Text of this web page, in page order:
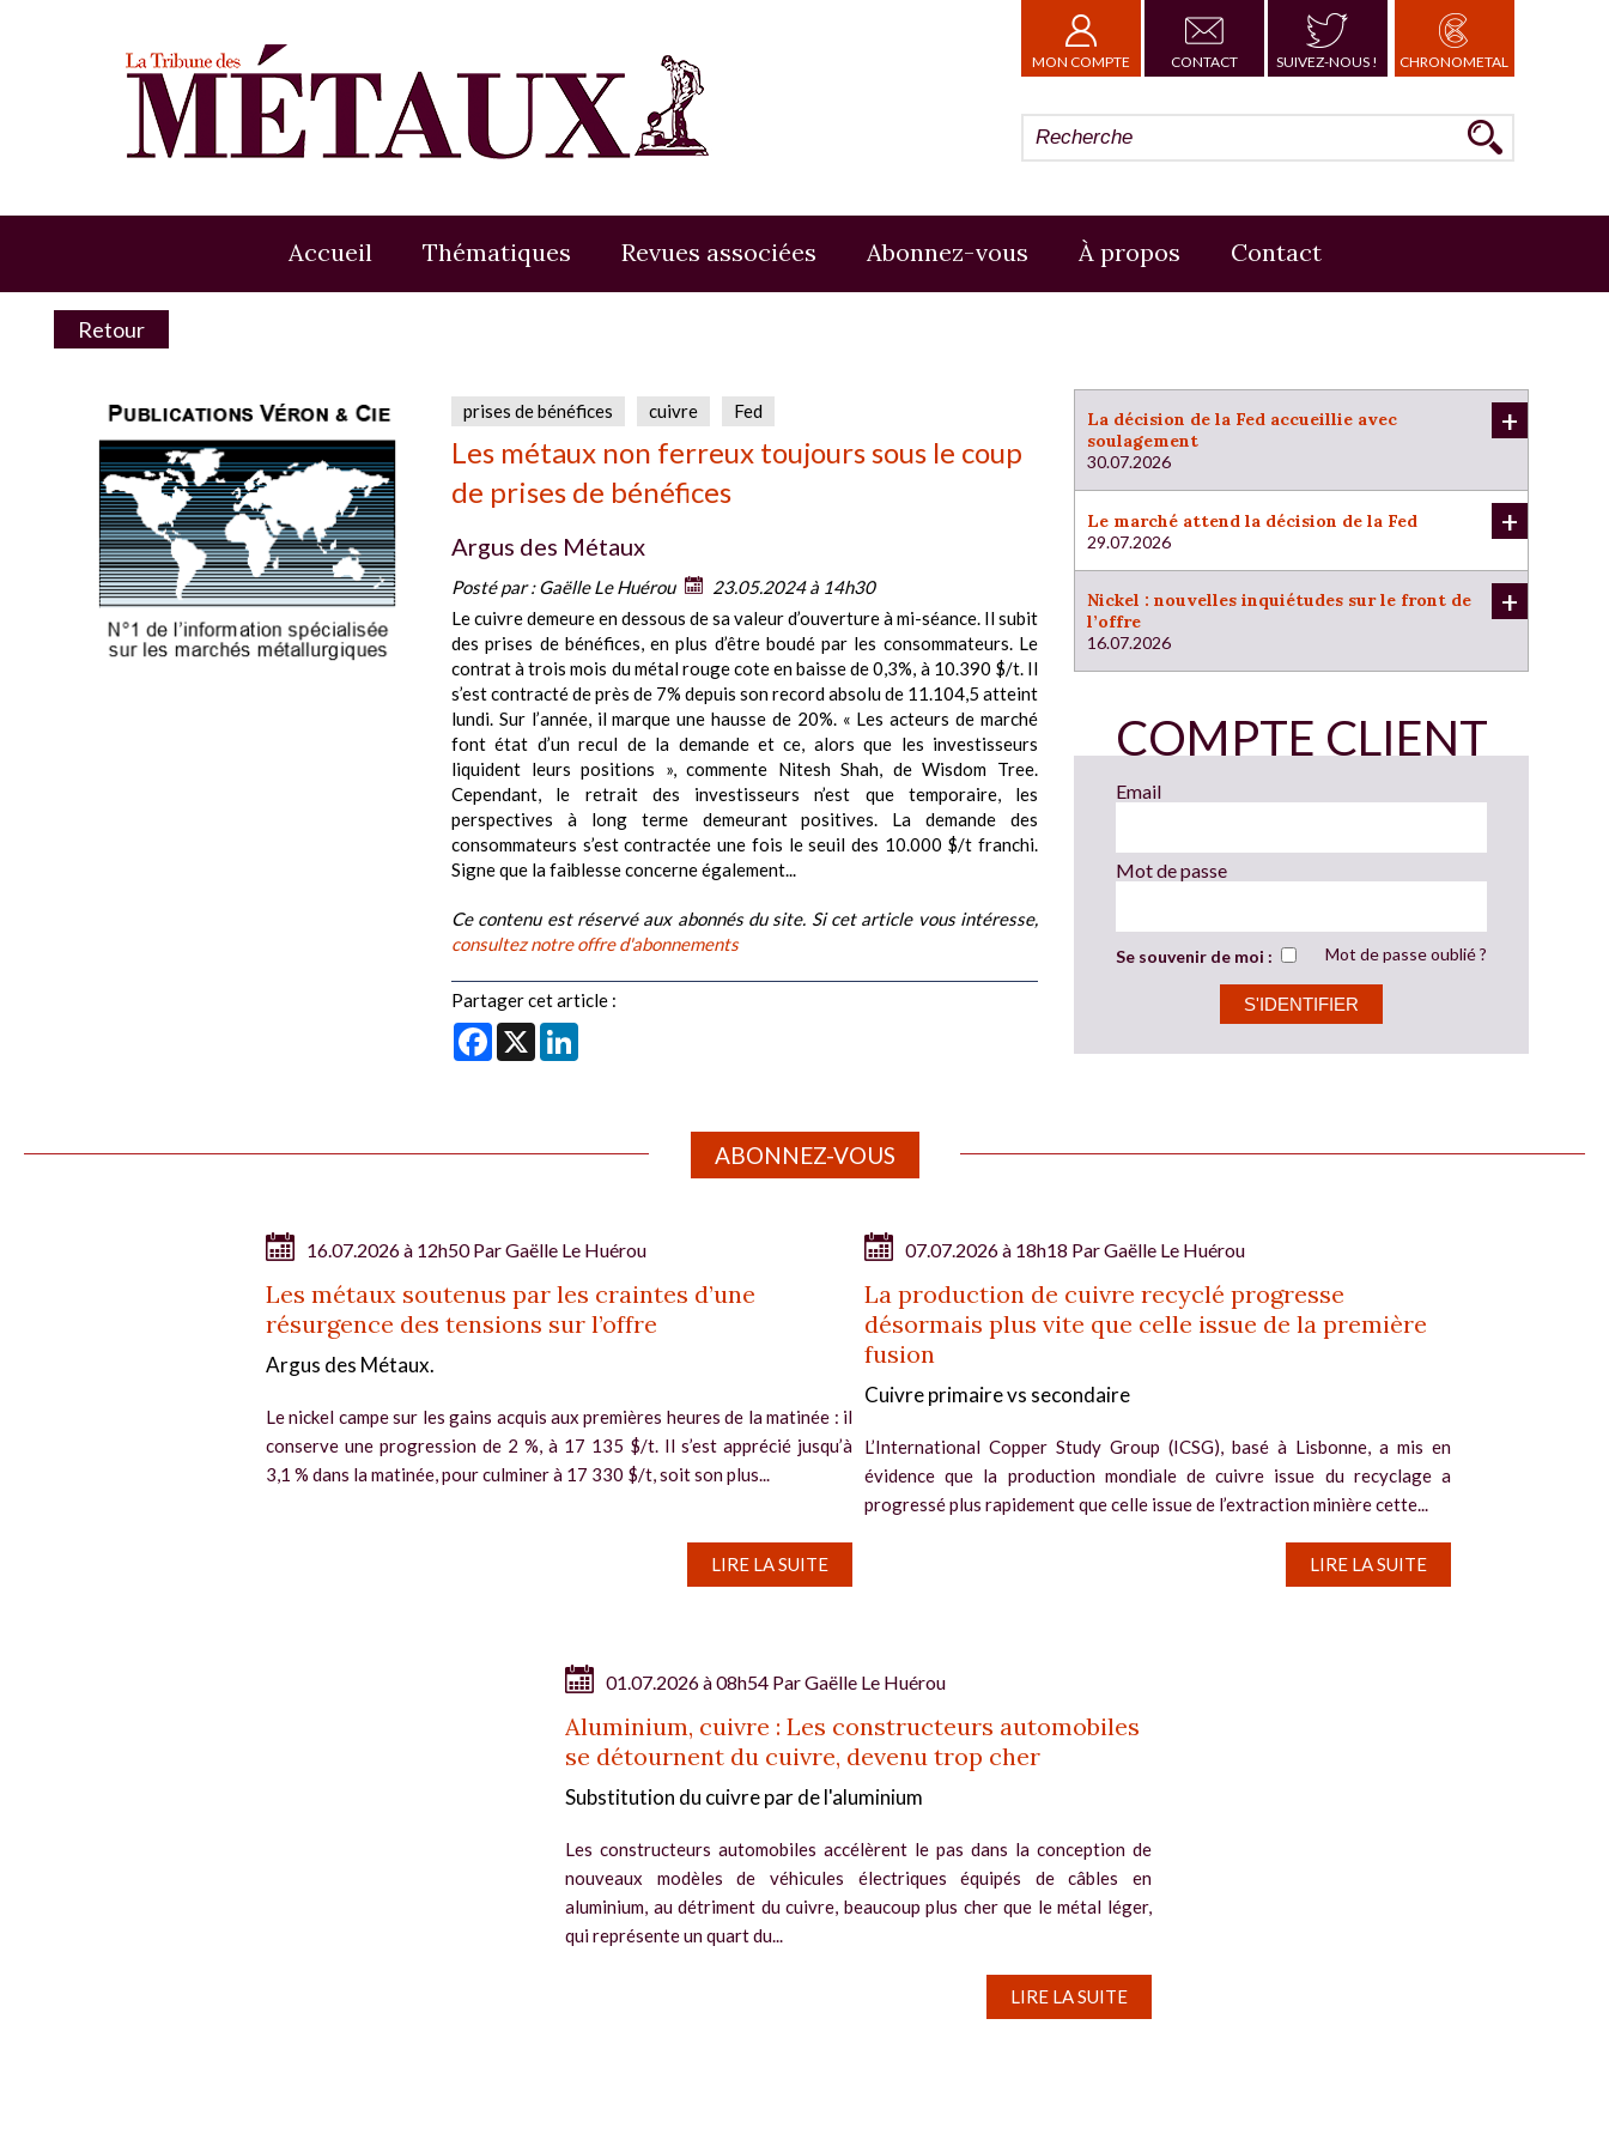
MON COMPTE CONTACT SUIVEZ-NOUS ! CHRONOMETAL
Accueil Thématiques Revues associées Abonnez-vous À propos Contact
Retour
prises de bénéfices cuivre Fed
Les métaux non ferreux toujours sous le coup
de prises de bénéfices
Argus des Métaux
Posté par :Gaëlle Le Huérou
23.05.2024 à 14h30
Le cuivre demeure en dessous de sa valeur d’ouverture à mi-séance. Il subit
des prises de bénéfices, en plus d’être boudé par les consommateurs. Le
contrat à trois mois du métal rouge cote en baisse de 0,3%, à 10.390 $/t. Il
s’est contracté de près de 7% depuis son record absolu de 11.104,5 atteint
lundi. Sur l’année, il marque une hausse de 20%. « Les acteurs de marché
font état d’un recul de la demande et ce, alors que les investisseurs
liquident leurs positions », commente Nitesh Shah, de Wisdom Tree.
Cependant, le retrait des investisseurs n’est que temporaire, les
perspectives à long terme demeurant positives. La demande des
consommateurs s’est contractée une fois le seuil des 10.000 $/t franchi.
Signe que la faiblesse concerne également...
Ce contenu est réservé aux abonnés du site. Si cet article vous intéresse,
consultez notre offre d'abonnements
Partager cet article :
Facebook
X
La décision de la Fed accueillie avec
soulagement
30.07.2026
+
Le marché attend la décision de la Fed
29.07.2026
+
Nickel : nouvelles inquiétudes sur le front de
l’offre
16.07.2026
+
COMPTE CLIENT
Email
Mot de passe
Se souvenir de moi : Mot de passe oublié ?
ABONNEZ-VOUS
16.07.2026 à 12h50 ParGaëlle Le Huérou
Les métaux soutenus par les craintes d’une
résurgence des tensions sur l’offre
Argus des Métaux.
Le nickel campe sur les gains acquis aux premières heures de la matinée : il
conserve une progression de 2 %, à 17 135 $/t. Il s’est apprécié jusqu’à
3,1 % dans la matinée, pour culminer à 17 330 $/t, soit son plus...
LIRE LA SUITE
07.07.2026 à 18h18 ParGaëlle Le Huérou
La production de cuivre recyclé progresse
désormais plus vite que celle issue de la première
fusion
Cuivre primaire vs secondaire
L’International Copper Study Group (ICSG), basé à Lisbonne, a mis en
évidence que la production mondiale de cuivre issue du recyclage a
progressé plus rapidement que celle issue de l’extraction minière cette...
LIRE LA SUITE
01.07.2026 à 08h54 ParGaëlle Le Huérou
Aluminium, cuivre : Les constructeurs automobiles
se détournent du cuivre, devenu trop cher
Substitution du cuivre par de l'aluminium
Les constructeurs automobiles accélèrent le pas dans la conception de
nouveaux modèles de véhicules électriques équipés de câbles en
aluminium, au détriment du cuivre, beaucoup plus cher que le métal léger,
qui représente un quart du...
LIRE LA SUITE